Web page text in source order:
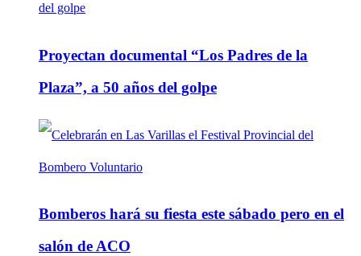
Proyectan documental “Los Padres de la
Plaza”, a 50 años del golpe
Bomberos hará su fiesta este sábado pero en el
salón de ACO